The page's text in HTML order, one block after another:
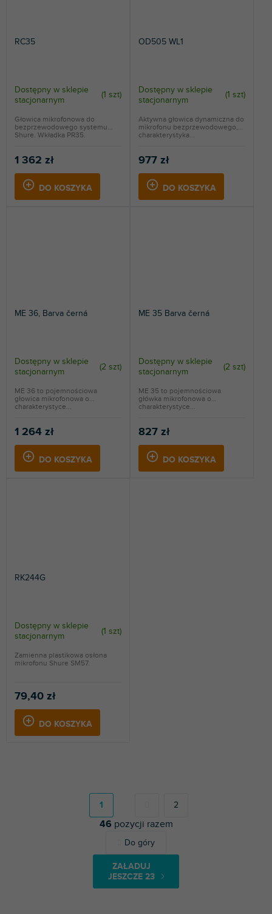
RC35
Dostępny w sklepie
stacjonarnym
(1 szt)
1 362 zł
DO KOSZYKA
Głowica mikrofonowa do
bezprzewodowego systemu
Shure. Wkładka PR35.
OD505 WL1
Dostępny w sklepie
stacjonarnym
(1 szt)
977 zł
DO KOSZYKA
Aktywna głowica dynamiczna do
mikrofonu bezprzewodowego,
charakterystyka...
ME 36, Barva černá
Dostępny w sklepie
stacjonarnym
(2 szt)
1 264 zł
DO KOSZYKA
ME 36 to pojemnościowa
głowica mikrofonowa o
charakterystyce...
ME 35 Barva černá
Dostępny w sklepie
stacjonarnym
(2 szt)
827 zł
DO KOSZYKA
ME 35 to pojemnościowa
główka mikrofonowa o
charakterystyce...
RK244G
Dostępny w sklepie
stacjonarnym
(1 szt)
79,40 zł
DO KOSZYKA
Zamienna plastikowa osłona
mikrofonu Shure SM57.
K
o
n
t
ZAŁADUJ
JESZCZE 23
n
c
j
a
1 2
46 pozycji razem
Do góry